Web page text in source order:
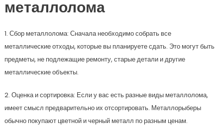
металлолома
1. Сбор металлолома: Сначала необходимо собрать все
металлические отходы, которые вы планируете сдать. Это могут быть
предметы, не подлежащие ремонту, старые детали и другие
металлические объекты.
2. Оценка и сортировка: Если у вас есть разные виды металлолома,
имеет смысл предварительно их отсортировать. Металлорыберы
обычно покупают цветной и черный металл по разным ценам.